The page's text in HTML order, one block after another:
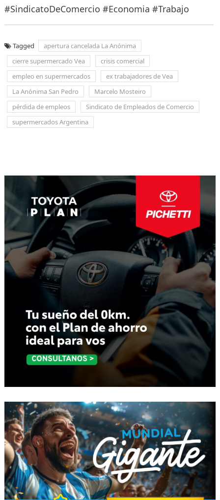
#SindicatoDeComercio #Economia #Trabajo
Tagged
apertura cancelada La Anónima
cierre supermercado Vea
crisis comercial
empleo en supermercados
ex trabajadores de Vea
La Anónima San Pedro
Marcelo Mosteiro
pérdida de empleos
Sindicato de Empleados de Comercio
supermercados Argentina
entradas